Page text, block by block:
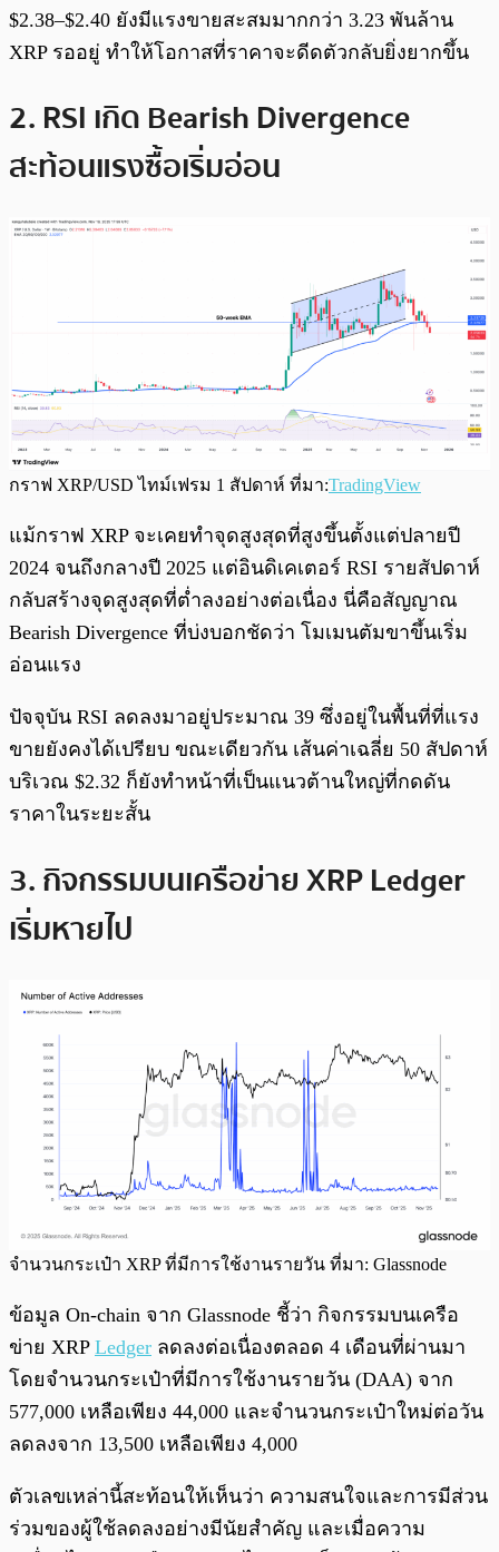
$2.38–$2.40 ยังมีแรงขายสะสมมากกว่า 3.23 พันล้าน
XRP รออยู่ ทำให้โอกาสที่ราคาจะดีดตัวกลับยิ่งยากขึ้น
2. RSI เกิด Bearish Divergence
สะท้อนแรงซื้อเริ่มอ่อน
กราฟ XRP/USD ไทม์เฟรม 1 สัปดาห์ ที่มา:TradingView
แม้กราฟ XRP จะเคยทำจุดสูงสุดที่สูงขึ้นตั้งแต่ปลายปี
2024 จนถึงกลางปี 2025 แต่อินดิเคเตอร์ RSI รายสัปดาห์
กลับสร้างจุดสูงสุดที่ต่ำลงอย่างต่อเนื่อง นี่คือสัญญาณ
Bearish Divergence ที่บ่งบอกชัดว่า โมเมนตัมขาขึ้นเริ่ม
อ่อนแรง
ปัจจุบัน RSI ลดลงมาอยู่ประมาณ 39 ซึ่งอยู่ในพื้นที่ที่แรง
ขายยังคงได้เปรียบ ขณะเดียวกัน เส้นค่าเฉลี่ย 50 สัปดาห์
บริเวณ $2.32 ก็ยังทำหน้าที่เป็นแนวต้านใหญ่ที่กดดัน
ราคาในระยะสั้น
3. กิจกรรมบนเครือข่าย XRP Ledger
เริ่มหายไป
จำนวนกระเป๋า XRP ที่มีการใช้งานรายวัน ที่มา: Glassnode
ข้อมูล On-chain จาก Glassnode ชี้ว่า กิจกรรมบนเครือ
ข่าย XRP Ledger ลดลงต่อเนื่องตลอด 4 เดือนที่ผ่านมา
โดยจำนวนกระเป๋าที่มีการใช้งานรายวัน (DAA) จาก
577,000 เหลือเพียง 44,000 และจำนวนกระเป๋าใหม่ต่อวัน
ลดลงจาก 13,500 เหลือเพียง 4,000
ตัวเลขเหล่านี้สะท้อนให้เห็นว่า ความสนใจและการมีส่วน
ร่วมของผู้ใช้ลดลงอย่างมีนัยสำคัญ และเมื่อความ